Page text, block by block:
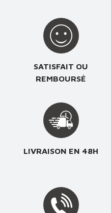
SATISFAIT OU
REMBOURSÉ
LIVRAISON EN 48H